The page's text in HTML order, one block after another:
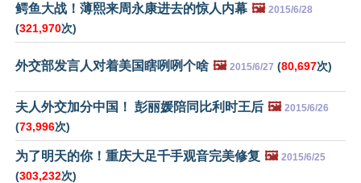
鳄鱼大战！薄熙来周永康进去的惊人内幕 🖼️ 2015/6/28
(321,970次)
外交部发言人对着美国瞎咧咧个啥 🖼️ 2015/6/27 (80,697次)
夫人外交加分中国！ 彭丽媛陪同比利时王后 🖼️ 2015/6/26
(73,996次)
为了明天的你！重庆大足千手观音完美修复 🖼️ 2015/6/25
(303,232次)